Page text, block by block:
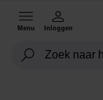
Menu Inloggen